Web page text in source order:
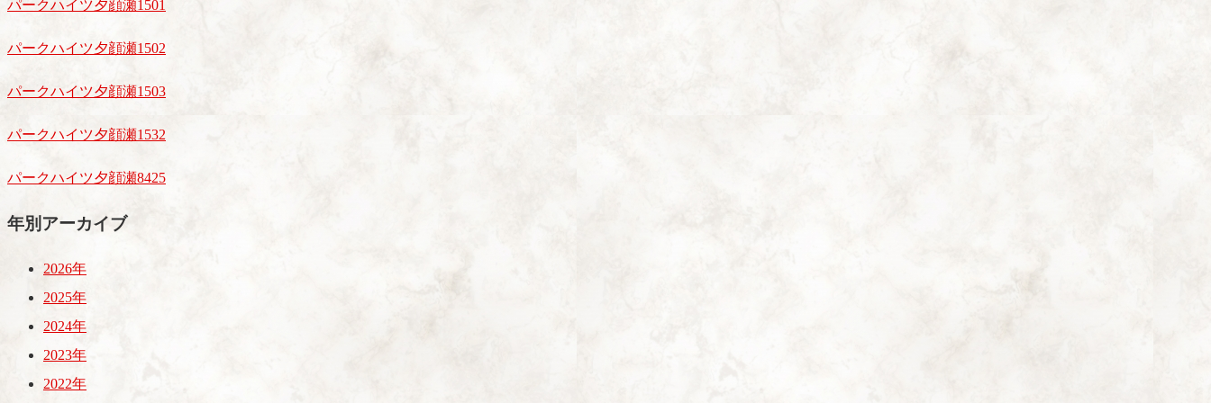
パークハイツ夕顔瀬1501
パークハイツ夕顔瀬1502
パークハイツ夕顔瀬1503
パークハイツ夕顔瀬1532
パークハイツ夕顔瀬8425
年別アーカイブ
2026年
2025年
2024年
2023年
2022年